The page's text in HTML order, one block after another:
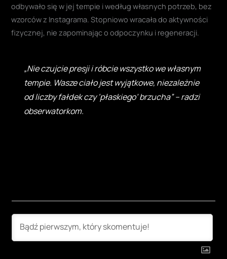
odbywało się w jej tempie i według własnych potrzeb, bez
wzorców z Instagrama. Stopniowo wracała do aktywności
fizycznej, nie zapominając o odpoczynku i regeneracji.
„Nie czujcie presji i róbcie wszystko we własnym
tempie. Wasze ciało jest wyjątkowe, niezależnie
od liczby fałdek czy ‘płaskiego’ brzucha” – radzi
obserwatorkom.